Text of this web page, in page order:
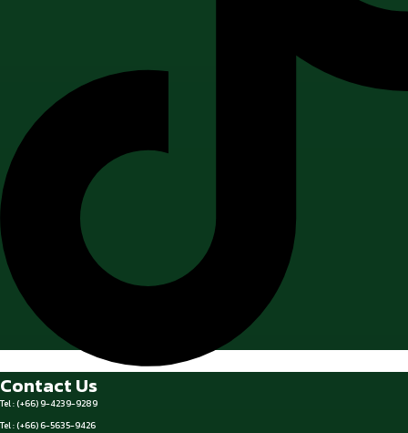
Contact Us
Tel : (+66) 9-4239-9289
Tel : (+66) 6-5635-9426